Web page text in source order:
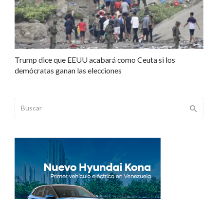
Trump dice que EEUU acabará como Ceuta si los
demócratas ganan las elecciones